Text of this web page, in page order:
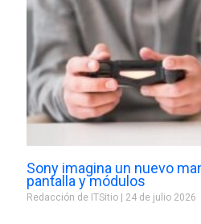
Sony imagina un nuevo
pantalla y módulos
Redacción de ITSitio 24 de julio 2026